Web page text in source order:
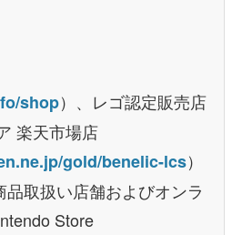
shop）、レゴ認定販売店
楽天市場店
gold/benelic-lcs）
取扱い店舗およびオンラ
Store